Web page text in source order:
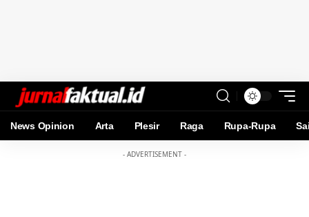
News Opinion Arta Plesir Raga Rupa-Rupa
- ADVERTISEMENT -